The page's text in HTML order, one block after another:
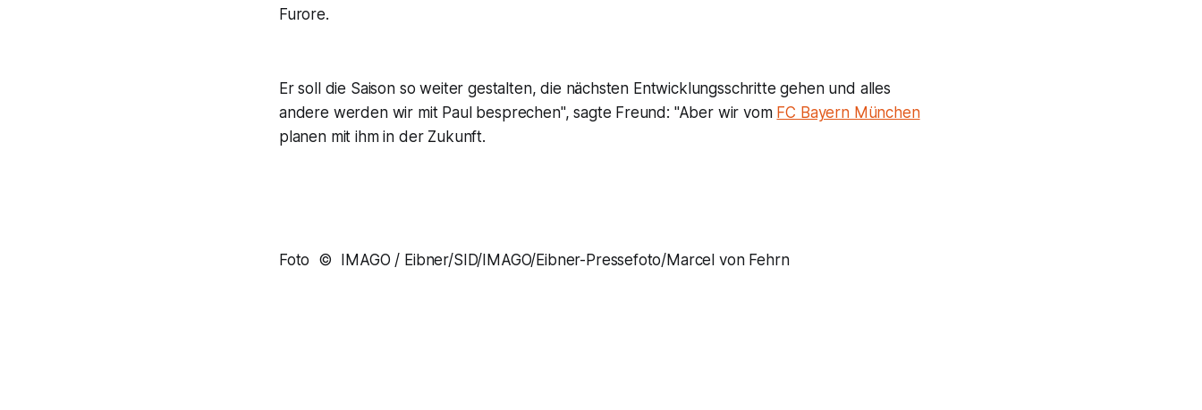
Furore.
Er soll die Saison so weiter gestalten, die nächsten Entwicklungsschritte gehen und alles
andere werden wir mit Paul besprechen", sagte Freund: "Aber wir vom FC Bayern München
planen mit ihm in der Zukunft.
Foto © IMAGO / Eibner/SID/IMAGO/Eibner-Pressefoto/Marcel von Fehrn